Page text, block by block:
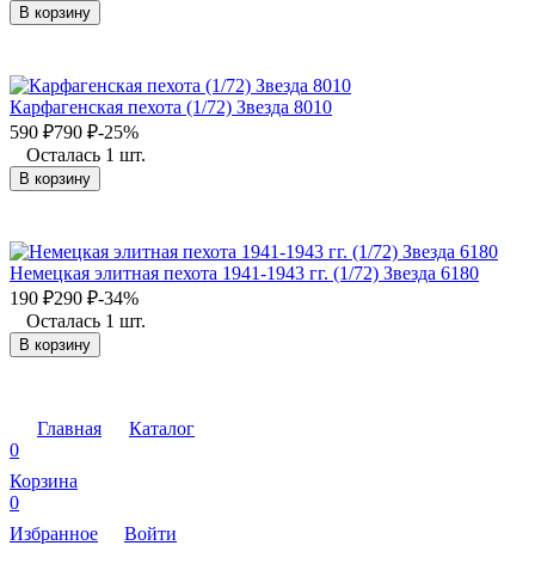
В корзину
Карфагенская пехота (1/72) Звезда 8010
590 ₽790 ₽-25%
Осталась 1 шт.
В корзину
Немецкая элитная пехота 1941-1943 гг. (1/72) Звезда 6180
190 ₽290 ₽-34%
Осталась 1 шт.
В корзину
Главная
Каталог
0
Корзина
0
Избранное
Войти